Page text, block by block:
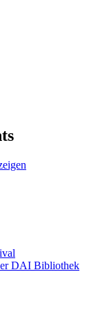
DAI Bibliothek